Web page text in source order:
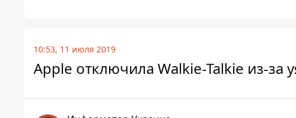
10:53, 11 июля 2019
Apple отключила Walkie-Talkie из-